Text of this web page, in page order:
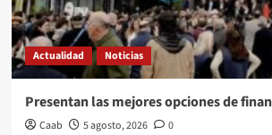
Actualidad Noticias
Presentan las mejores opciones de
Caab 5 agosto, 2026 0